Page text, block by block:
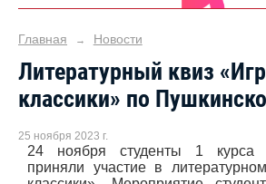
Главная → Новости
Литературный квиз
классики» по
25 ноября 2023 г.
24 ноября студенты 1 курса
приняли участие в